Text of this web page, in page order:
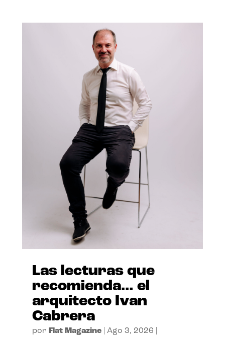
Las lecturas que
recomienda… el
arquitecto Ivan
Cabrera
por Flat Magazine| Ago 3, 2026